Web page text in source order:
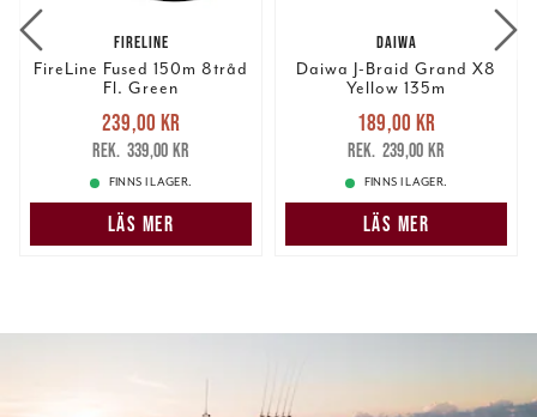
FIRELINE
FireLine Fused 150m 8tråd
Fl. Green
Nuvarande pris
239,00 krTidigare pris
339,00 kr
239,00 kr
339,00 kr
FINNS I LAGER.
LÄS MER
DAIWA
Daiwa J-Braid Grand X8
Yellow 135m
Nuvarande pris
189,00 krTidigare pris
239,00 kr
189,00 kr
239,00 kr
FINNS I LAGER.
LÄS MER